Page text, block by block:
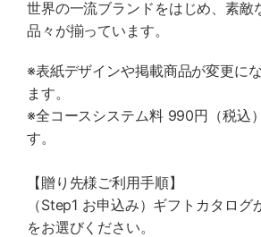
世界の一流ブランドをはじめ、素敵
品々が揃っています。
※表紙デザインや掲載商品が変更に
ます。
※全コースシステム料 990円（税込
す。
【贈り先様ご利用手順】
（Step1 お申込み）ギフトカタログ
をお選びください。